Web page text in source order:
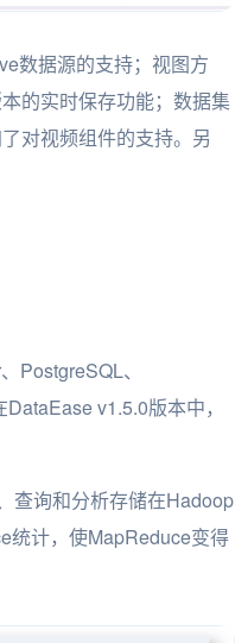
数据源的支持；视图方
的实时保存功能；数据集
对视频组件的支持。另
PostgreSQL、
v1.5.0版本中，
查询和分析存储在Hadoop
统计，使MapReduce变得